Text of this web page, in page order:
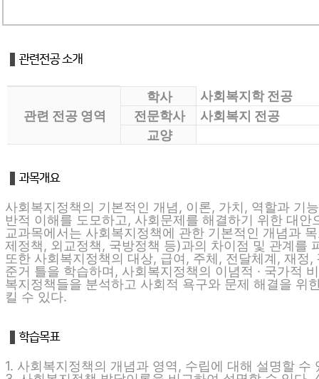
관련 전공 영역
학사
사회복지학 전공
전문학사
사회복지 전공
교양
사회복지정책의 기본적인 개념, 이론, 가치, 역할과 기
반적 이해를 도모하고, 사회문제를 해결하기 위한 대
교과목에서는 사회복지정책에 관한 기본적인 개념과
제정책, 외교정책, 국방정책 등)과의 차이점 및 관계를
또한 사회복지정책의 대상, 급여, 주체, 전달체계, 재
준거 틀을 학습하며, 사회복지정책의 이념적 · 국가적
복지정책들을 분석하고 사회적 욕구와 문제 해결을 위
킬 수 있다.
1. 사회복지정책의 개념과 영역, 수립에 대해 설명할